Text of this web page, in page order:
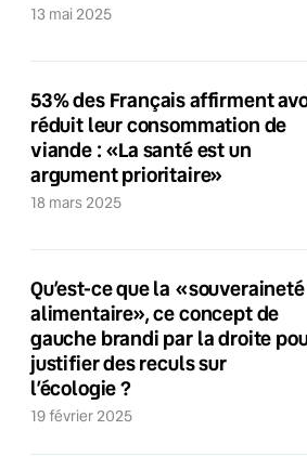
13 mai 2025
53% des Français affirment
réduit leur consommation de
viande : «La santé est un
argument prioritaire»
18 mars 2025
Qu’est-ce que la «souveraineté
alimentaire», ce concept de
gauche brandi par la droite
justifier des reculs sur
l’écologie ?
19 février 2025